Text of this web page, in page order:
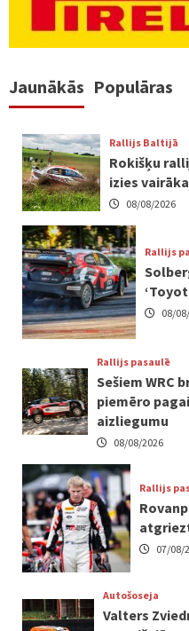
Jaunākās Populāras
Rallijs Baltijā
Rokišķu
izies
08/08/2026
Rallijs
08/
Rallijs pasaulē
Sešiem WRC
piemēro
aizliegumu
08/08/2026
Rallijs
07/08/
Autošoseja
Valters